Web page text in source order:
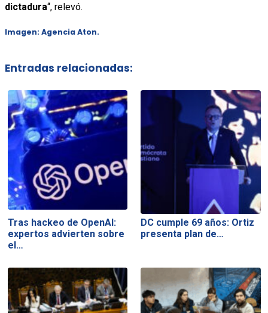
dictadura“, relevó.
Imagen: Agencia Aton.
Entradas relacionadas:
Tras hackeo de OpenAI:
expertos advierten sobre
el…
DC cumple 69 años: Ortiz
presenta plan de…